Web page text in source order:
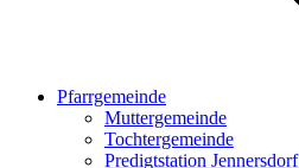
Pfarrgemeinde
Muttergemeinde
Tochtergemeinde
Predigtstation Jennersdorf